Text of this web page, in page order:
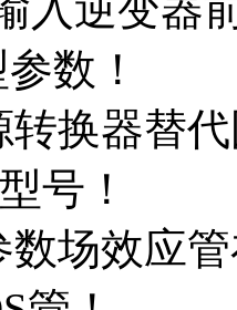
数！
转换器替
号！
数场效应